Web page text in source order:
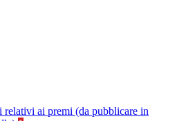
relativi ai premi (da pubblicare in